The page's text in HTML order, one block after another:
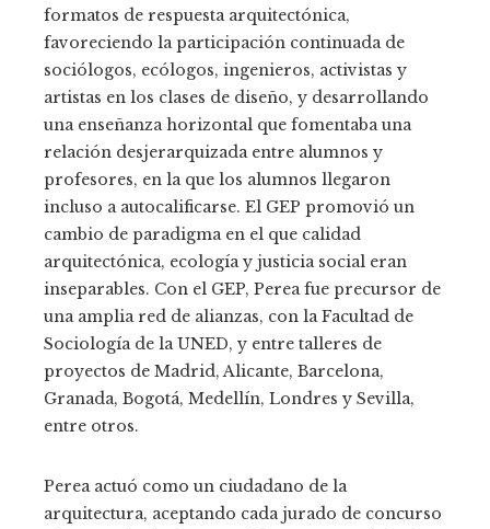
formatos de respuesta arquitectónica,
favoreciendo la participación continuada de
sociólogos, ecólogos, ingenieros, activistas y
artistas en los clases de diseño, y desarrollando
una enseñanza horizontal que fomentaba una
relación desjerarquizada entre alumnos y
profesores, en la que los alumnos llegaron
incluso a autocalificarse. El GEP promovió un
cambio de paradigma en el que calidad
arquitectónica, ecología y justicia social eran
inseparables. Con el GEP, Perea fue precursor de
una amplia red de alianzas, con la Facultad de
Sociología de la UNED, y entre talleres de
proyectos de Madrid, Alicante, Barcelona,
Granada, Bogotá, Medellín, Londres y Sevilla,
entre otros.
Perea actuó como un ciudadano de la
arquitectura, aceptando cada jurado de concurso